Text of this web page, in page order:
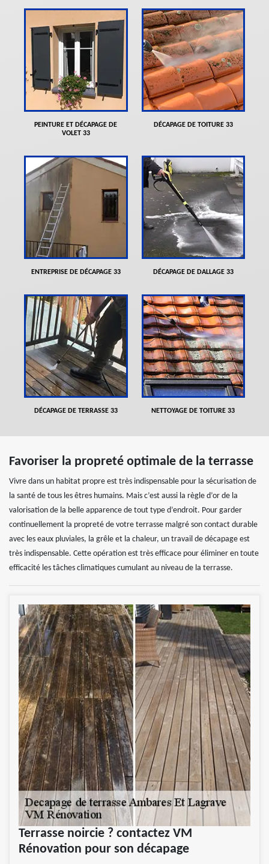
PEINTURE ET DÉCAPAGE DE
VOLET 33
DÉCAPAGE DE TOITURE 33
ENTREPRISE DE DÉCAPAGE 33 DÉCAPAGE DE DALLAGE 33
DÉCAPAGE DE TERRASSE 33 NETTOYAGE DE TOITURE 33
Favoriser la propreté optimale de la terrasse
Vivre dans un habitat propre est très indispensable pour la sécurisation de
la santé de tous les êtres humains. Mais c’est aussi la règle d’or de la
valorisation de la belle apparence de tout type d’endroit. Pour garder
continuellement la propreté de votre terrasse malgré son contact durable
avec les eaux pluviales, la grêle et la chaleur, un travail de décapage est
très indispensable. Cette opération est très efficace pour éliminer en toute
efficacité les tâches climatiques cumulant au niveau de la terrasse.
Terrasse noircie ? contactez VM
Rénovation pour son décapage